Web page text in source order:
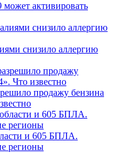
активировать
снизило аллергию
продажу бензина
и 605 БПЛА.
регионы